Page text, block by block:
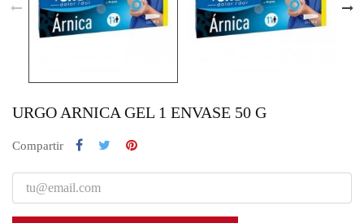
URGO ARNICA GEL 1 ENVASE 50 G
Compartir